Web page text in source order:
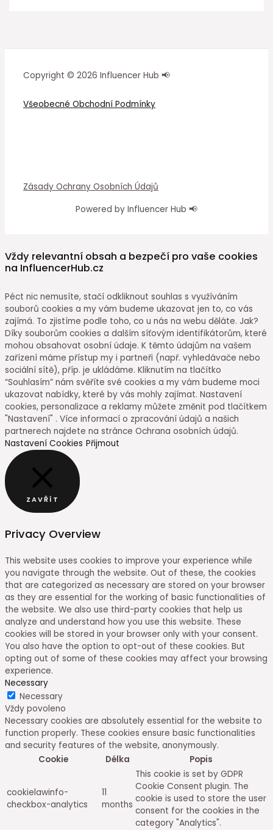
Copyright © 2026 Influencer Hub 📢
Všeobecné Obchodní Podmínky
Zásady Ochrany Osobních Údajů
Powered by Influencer Hub 📢
Vždy relevantní obsah a bezpečí pro vaše cookies
na InfluencerHub.cz
Péct nic nemusíte, stačí odkliknout souhlas s využíváním
souborů cookies a my vám budeme ukazovat jen to, co vás
zajímá. To zjistíme podle toho, co u nás na webu děláte. Jak?
Díky souborům cookies a dalším síťovým identifikátorům, které
mohou obsahovat osobní údaje. K těmto údajům na vašem
zařízení máme přístup my i partneři (např. vyhledávače nebo
sociální sítě), příp. je ukládáme. Kliknutím na tlačítko
“Souhlasím” nám svěříte své cookies a my vám budeme moci
ukazovat nabídky, které by vás mohly zajímat. Nastavení
cookies, personalizace a reklamy můžete změnit pod tlačítkem
"Nastavení" . Více informací o zpracování údajů a našich
partnerech najdete na stránce Ochrana osobních údajů.
Nastavení Cookies Přijmout
ZAVŘÍT
Privacy Overview
This website uses cookies to improve your experience while
you navigate through the website. Out of these, the cookies
that are categorized as necessary are stored on your browser
as they are essential for the working of basic functionalities of
the website. We also use third-party cookies that help us
analyze and understand how you use this website. These
cookies will be stored in your browser only with your consent.
You also have the option to opt-out of these cookies. But
opting out of some of these cookies may affect your browsing
experience.
Necessary
Necessary
Vždy povoleno
Necessary cookies are absolutely essential for the website to
function properly. These cookies ensure basic functionalities
and security features of the website, anonymously.
Cookie
Délka Popis
cookielawinfo-
checkbox-analytics
11
months
This cookie is set by GDPR
Cookie Consent plugin. The
cookie is used to store the user
consent for the cookies in the
category "Analytics".